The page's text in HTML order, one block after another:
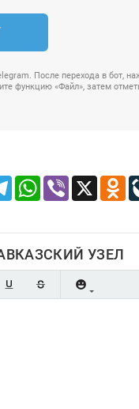
После перехода в бот,
функцию «Файл», затем
TelegramWhatsApp
Viber X
УЗЕЛ